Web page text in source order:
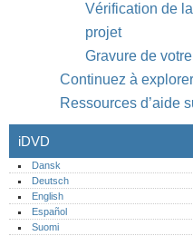
Vérification de
projet
Gravure de
Continuez à
Ressources d’aide
iDVD
Dansk
Deutsch
English
Español
Suomi